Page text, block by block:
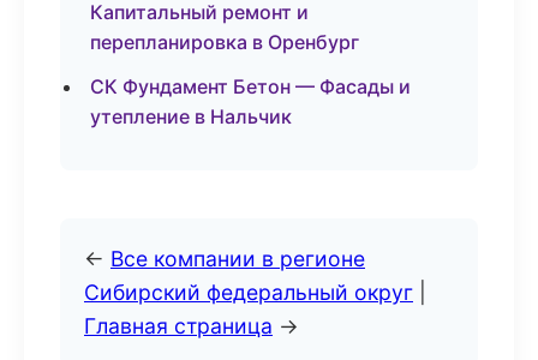
Капитальный ремонт и
перепланировка в Оренбург
СК Фундамент Бетон — Фасады и
утепление в Нальчик
← Все компании в регионе
Сибирский федеральный округ
Главная страница →